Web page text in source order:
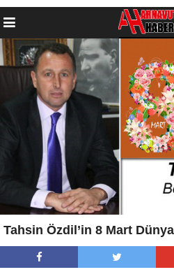
Tahsin Özdil’in 8 Mart